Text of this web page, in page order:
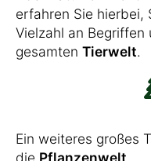
erfahren Sie hierbei,
Vielzahl an
gesamten Tierwelt.
Ein weiteres großes
die Pflanzenwelt.